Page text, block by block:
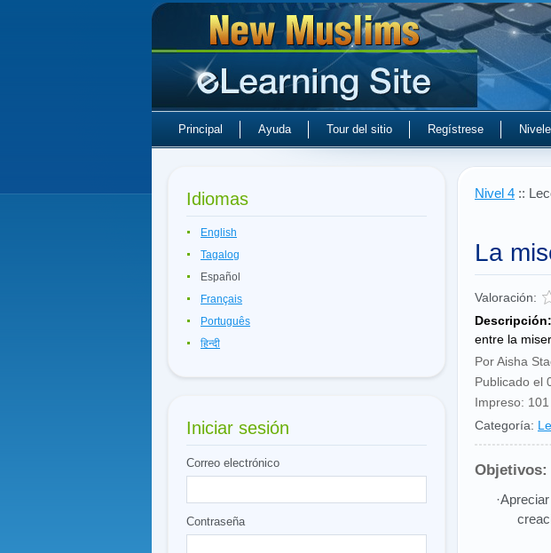
Principal Ayuda Tour del sitio Regístrese
Idiomas
English
Tagalog
Español
Français
Português
हिन्दी
Iniciar sesión
Correo electrónico
Contraseña
Nivel 4 ::
La
Valoración:
Descripción:
entre la
Por Aisha
Publicado el
Impreso:
Categoría:
Objetivos: